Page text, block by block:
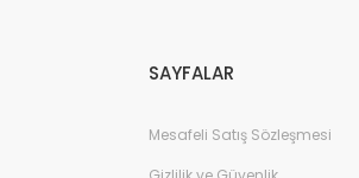
SAYFALAR
Mesafeli Satış Sözleşmesi